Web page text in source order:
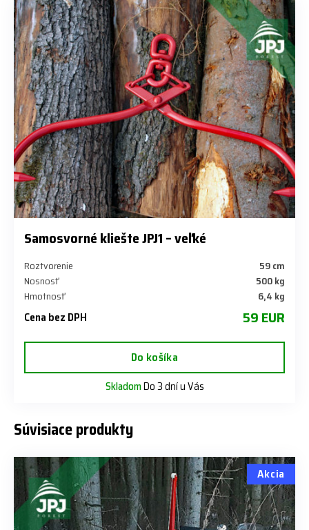
Samosvorné kliešte JPJ1 – veľké
Roztvorenie
59 cm
Nosnosť
500 kg
Hmotnosť
6,4 kg
Cena bez DPH 59 EUR
Do košíka
SkladomDo 3 dní u Vás
Súvisiace produkty
Akcia